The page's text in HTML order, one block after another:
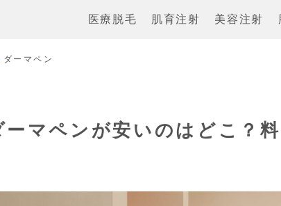
医療脱毛 肌育注射 美容注射
ダーマペン
ーマペンが安いのはどこ？